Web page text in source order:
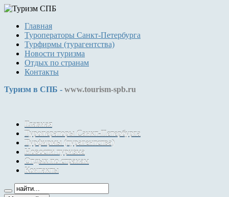
Главная
Туроператоры Санкт-Петербурга
Турфирмы (турагентства)
Новости туризма
Отдых по странам
Контакты
Туризм в СПБ - www.tourism-spb.ru
Главная
Туроператоры Санкт-Петербурга
Турфирмы (турагентства)
Новости туризма
Отдых по странам
Контакты